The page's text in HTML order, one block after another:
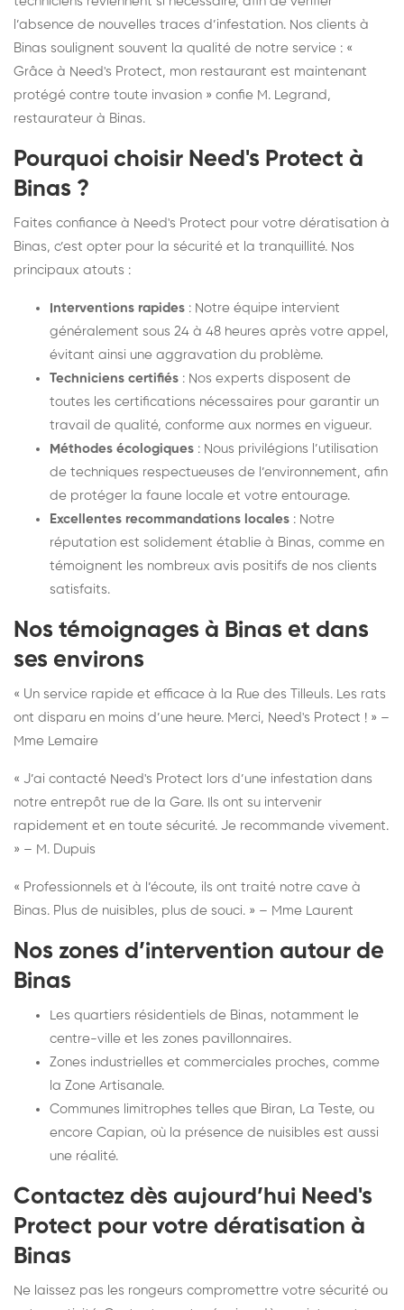
l’absence de nouvelles traces d’infestation. Nos clients à
Binas soulignent souvent la qualité de notre service : «
Grâce à Need's Protect, mon restaurant est maintenant
protégé contre toute invasion » confie M. Legrand,
restaurateur à Binas.
Pourquoi choisir Need's Protect à
Binas ?
Faites confiance à Need's Protect pour votre dératisation à
Binas, c’est opter pour la sécurité et la tranquillité. Nos
principaux atouts :
Interventions rapides : Notre équipe intervient
généralement sous 24 à 48 heures après votre appel,
évitant ainsi une aggravation du problème.
Techniciens certifiés : Nos experts disposent de
toutes les certifications nécessaires pour garantir un
travail de qualité, conforme aux normes en vigueur.
Méthodes écologiques : Nous privilégions l’utilisation
de techniques respectueuses de l’environnement, afin
de protéger la faune locale et votre entourage.
Excellentes recommandations locales : Notre
réputation est solidement établie à Binas, comme en
témoignent les nombreux avis positifs de nos clients
satisfaits.
Nos témoignages à Binas et dans
ses environs
« Un service rapide et efficace à la Rue des Tilleuls. Les rats
ont disparu en moins d’une heure. Merci, Need's Protect ! » –
Mme Lemaire
« J’ai contacté Need's Protect lors d’une infestation dans
notre entrepôt rue de la Gare. Ils ont su intervenir
rapidement et en toute sécurité. Je recommande vivement.
» – M. Dupuis
« Professionnels et à l’écoute, ils ont traité notre cave à
Binas. Plus de nuisibles, plus de souci. » – Mme Laurent
Nos zones d’intervention autour de
Binas
Les quartiers résidentiels de Binas, notamment le
centre-ville et les zones pavillonnaires.
Zones industrielles et commerciales proches, comme
la Zone Artisanale.
Communes limitrophes telles que Biran, La Teste, ou
encore Capian, où la présence de nuisibles est aussi
une réalité.
Contactez dès aujourd’hui Need's
Protect pour votre dératisation à
Binas
Ne laissez pas les rongeurs compromettre votre sécurité ou